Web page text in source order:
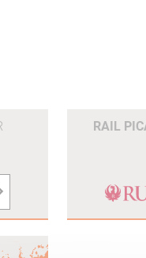
RAIL